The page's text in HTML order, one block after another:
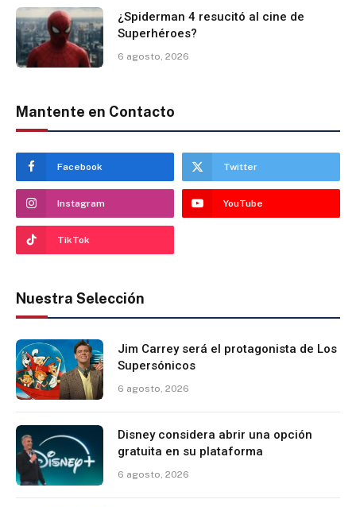
¿Spiderman 4 resucitó al cine de
Superhéroes?
6 agosto, 2026
Mantente en Contacto
Facebook Twitter
Instagram YouTube
TikTok
Nuestra Selección
Jim Carrey será el protagonista de Los
Supersónicos
6 agosto, 2026
Disney considera abrir una opción
gratuita en su plataforma
6 agosto, 2026